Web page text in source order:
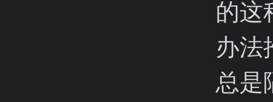
的这
办法
总是